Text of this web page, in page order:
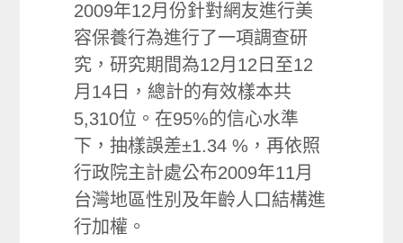
2009年12月份針對網友進行美
容保養行為進行了一項調查研
究，研究期間為12月12日至12
月14日，總計的有效樣本共
5,310位。在95%的信心水準
下，抽樣誤差±1.34 %，再依照
行政院主計處公布2009年11月
台灣地區性別及年齡人口結構進
行加權。